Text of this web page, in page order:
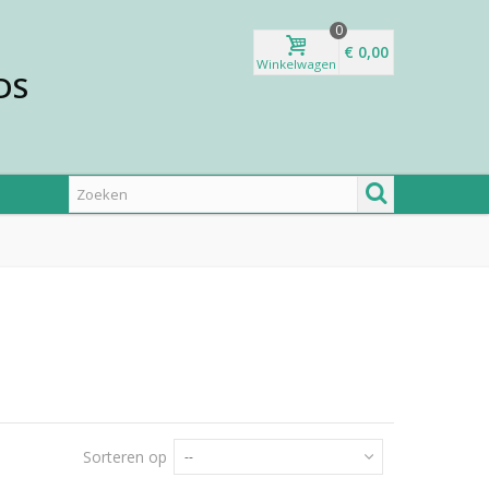
Winkelwagen
0
€ 0,00
Sorteren op --